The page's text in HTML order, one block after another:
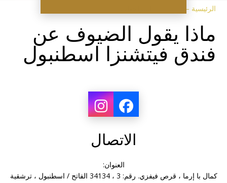
الرئيسية –
ماذا يقول الضيوف عن
فندق فيتشنزا اسطنبول
الاتصال
العنوان:
كمال با إرما ، قرص فيفزي. رقم: 3 ، 34134 الفاتح / اسطنبول ، ترشقية